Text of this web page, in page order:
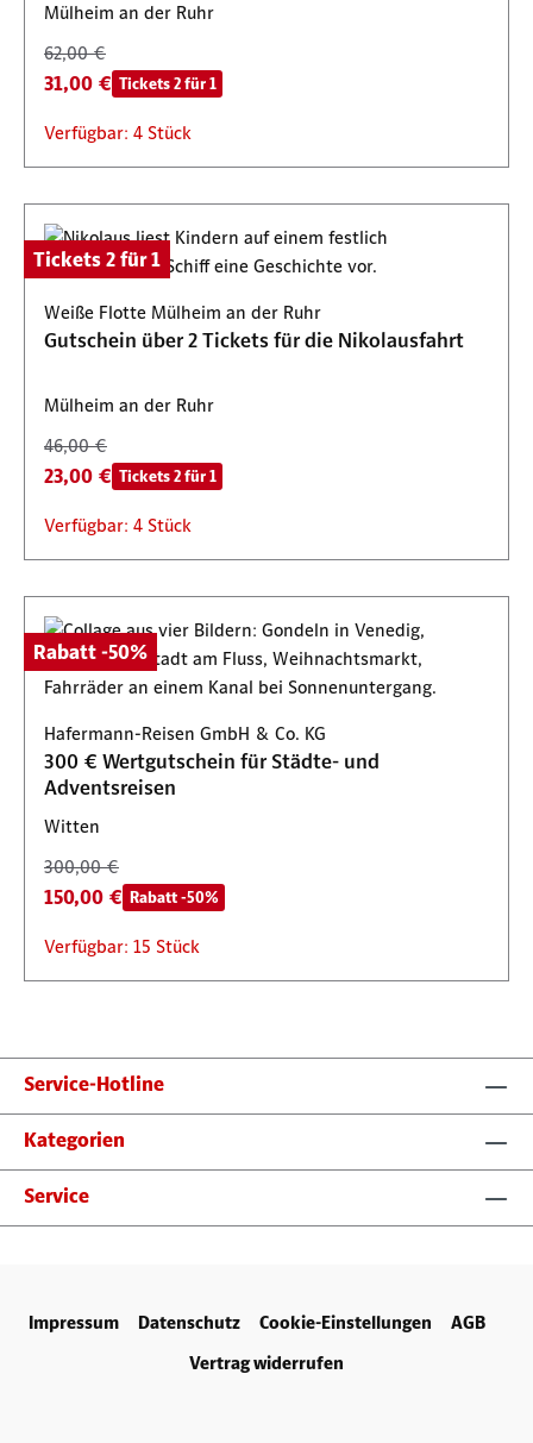
Mülheim an der Ruhr
62,00 €
31,00 € Tickets 2 für 1
Verfügbar: 4 Stück
Tickets 2 für 1
Weiße Flotte Mülheim an der Ruhr
Gutschein über 2 Tickets für die Nikolausfahrt
Mülheim an der Ruhr
46,00 €
23,00 € Tickets 2 für 1
Verfügbar: 4 Stück
Rabatt -50%
Hafermann-Reisen GmbH & Co. KG
300 € Wertgutschein für Städte- und
Adventsreisen
Witten
300,00 €
150,00 € Rabatt -50%
Verfügbar: 15 Stück
Service-Hotline
Kategorien
Service
Impressum Datenschutz Cookie-Einstellungen
AGB
Vertrag widerrufen